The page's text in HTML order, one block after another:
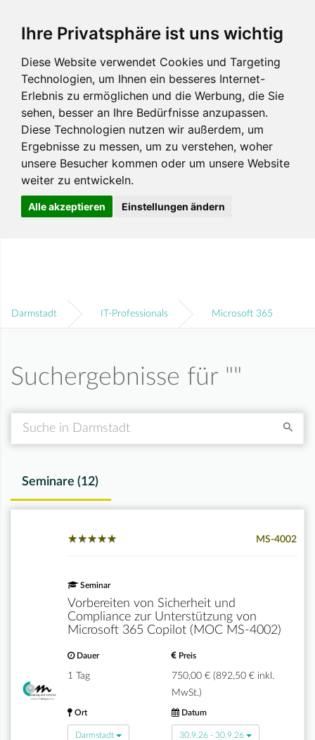
Ihre Privatsphäre ist uns wichtig
Diese Website verwendet Cookies und Targeting
Technologien, um Ihnen ein besseres Internet-
Erlebnis zu ermöglichen und die Werbung, die Sie
sehen, besser an Ihre Bedürfnisse anzupassen.
Diese Technologien nutzen wir außerdem, um
Ergebnisse zu messen, um zu verstehen, woher
unsere Besucher kommen oder um unsere Website
weiter zu entwickeln.
Alle akzeptieren Einstellungen ändern
Darmstadt IT-Professionals Microsoft 365
Suchergebnisse für ""
Seminare (12)
★★★★★
★★★★★ MS-4002
Seminar
Vorbereiten von Sicherheit und
Compliance zur Unterstützung von
Microsoft 365 Copilot (MOC MS-4002)
Dauer
1 Tag
Preis
750,00 € (892,50 € inkl.
MwSt.)
Ort
Darmstadt
Datum
30.9.26 - 30.9.26